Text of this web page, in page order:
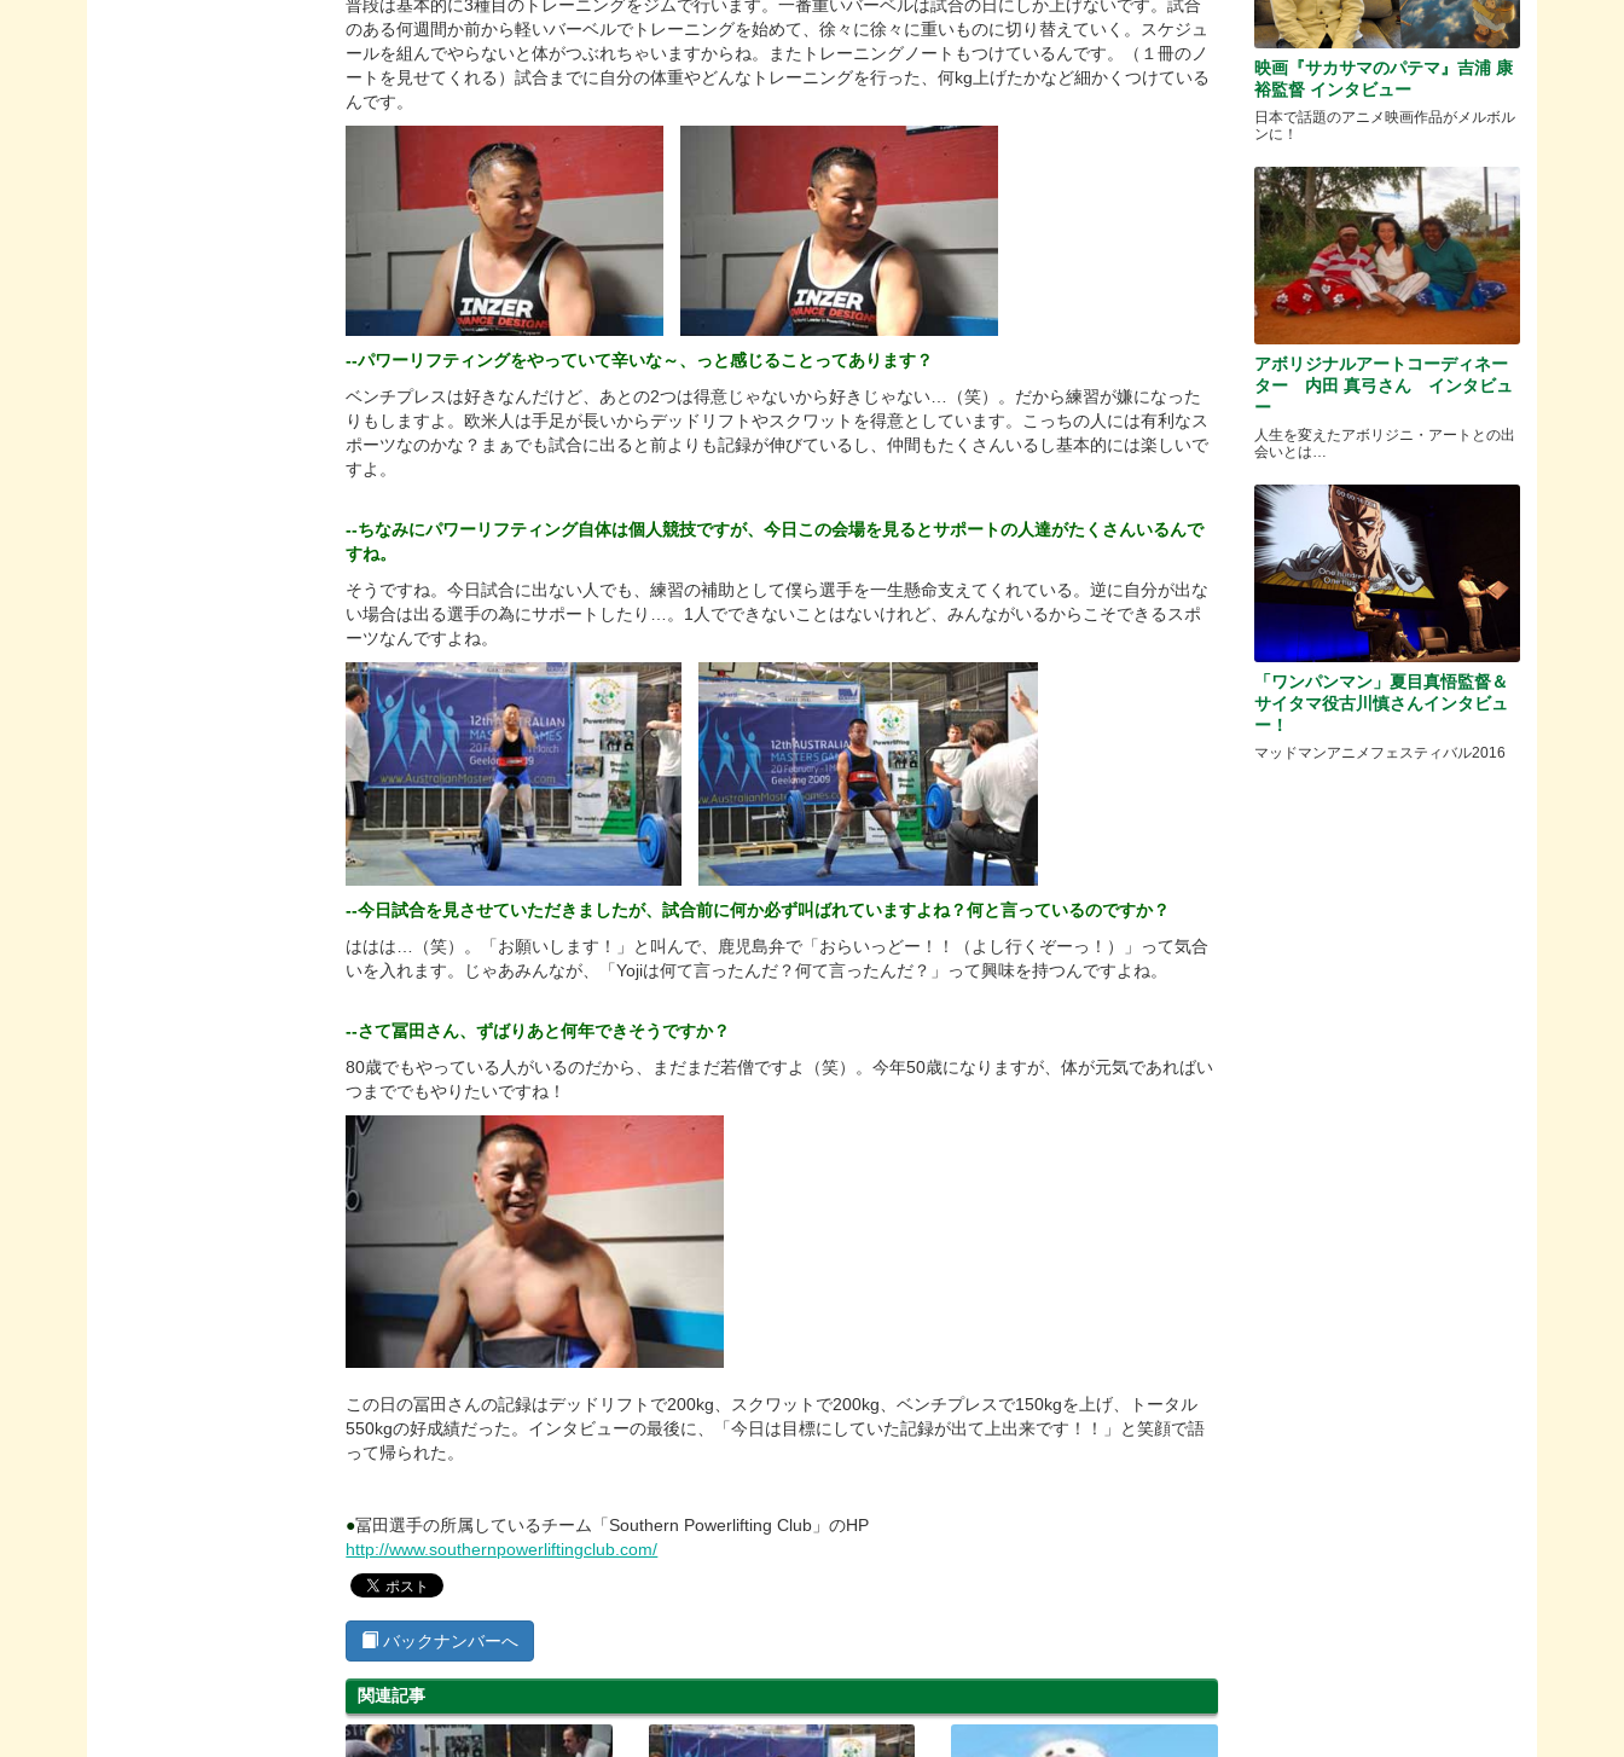
普段は基本的に3種目のトレーニングをジムで行います。一番重いバーベルは試合の日にしか上げないです。試合
のある何週間か前から軽いバーベルでトレーニングを始めて、徐々に徐々に重いものに切り替えていく。スケジュ
ールを組んでやらないと体がつぶれちゃいますからね。またトレーニングノートもつけているんです。（１冊のノ
ートを見せてくれる）試合までに自分の体重やどんなトレーニングを行った、何kg上げたかなど細かくつけている
んです。
--パワーリフティングをやっていて辛いな～、っと感じることってあります？
ベンチプレスは好きなんだけど、あとの2つは得意じゃないから好きじゃない…（笑）。だから練習が嫌になった
りもしますよ。欧米人は手足が長いからデッドリフトやスクワットを得意としています。こっちの人には有利なス
ポーツなのかな？まぁでも試合に出ると前よりも記録が伸びているし、仲間もたくさんいるし基本的には楽しいで
すよ。
--ちなみにパワーリフティング自体は個人競技ですが、今日この会場を見るとサポートの人達がたくさんいるんで
すね。
そうですね。今日試合に出ない人でも、練習の補助として僕ら選手を一生懸命支えてくれている。逆に自分が出な
い場合は出る選手の為にサポートしたり…。1人でできないことはないけれど、みんながいるからこそできるスポ
ーツなんですよね。
--今日試合を見させていただきましたが、試合前に何か必ず叫ばれていますよね？何と言っているのですか？
ははは…（笑）。「お願いします！」と叫んで、鹿児島弁で「おらいっどー！！（よし行くぞーっ！）」って気合
いを入れます。じゃあみんなが、「Yojiは何て言ったんだ？何て言ったんだ？」って興味を持つんですよね。
--さて冨田さん、ずばりあと何年できそうですか？
80歳でもやっている人がいるのだから、まだまだ若僧ですよ（笑）。今年50歳になりますが、体が元気であればい
つまででもやりたいですね！
この日の冨田さんの記録はデッドリフトで200kg、スクワットで200kg、ベンチプレスで150kgを上げ、トータル
550kgの好成績だった。インタビューの最後に、「今日は目標にしていた記録が出て上出来です！！」と笑顔で語
って帰られた。
●冨田選手の所属しているチーム「Southern Powerlifting Club」のHP
http://www.southernpowerliftingclub.com/
バックナンバーへ
関連記事
映画『サカサマのパテマ』吉浦 康
裕監督 インタビュー
日本で話題のアニメ映画作品がメルボル
ンに！
アボリジナルアートコーディネー
ター 内田 真弓さん インタビュ
ー
人生を変えたアボリジニ・アートとの出
会いとは…
「ワンパンマン」夏目真悟監督＆
サイタマ役古川慎さんインタビュ
ー！
マッドマンアニメフェスティバル2016